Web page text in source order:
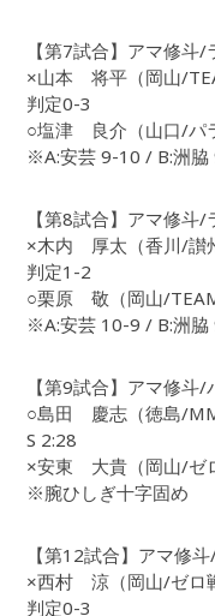
【第7試合】アマ修斗
×山本 将平（岡山/
判定0-3
○塩津 良介（山口/パ
※A:安芸 9-10 / B:洲
【第8試合】アマ修斗
×木内 厚太（香川/讃
判定1-2
○栗原 敬（岡山/TEAM
※A:安芸 10-9 / B:洲
【第9試合】アマ修斗
○島田 慶志（徳島/
S 2:28
×安東 大貴（岡山/ゼ
※腕ひしぎ十字固め
【第12試合】アマ修
×西村 涼（岡山/ゼロ
判定0-3